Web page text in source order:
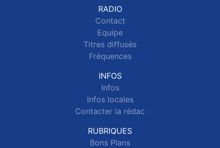
RADIO
Contact
Equipe
Titres diffusés
Fréquences
INFOS
Infos
Infos locales
Contacter la rédac
RUBRIQUES
Bons Plans